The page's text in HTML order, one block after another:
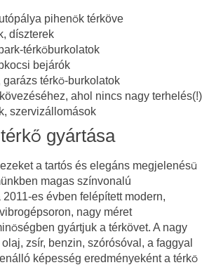
pihenők térköve
díszterek
térkőburkolatok
bejárók
garázs térkő-burkolatok
ahol nincs nagy terhelés(!)
szervizállomások
gyártása
a tartós és elegáns megjelenésű
magas színvonalú
es évben felépített modern,
nagy méret
gyártjuk a térkövet. A nagy
zsír, benzin, szórósóval, a faggyal
képesség eredményeként a térkő